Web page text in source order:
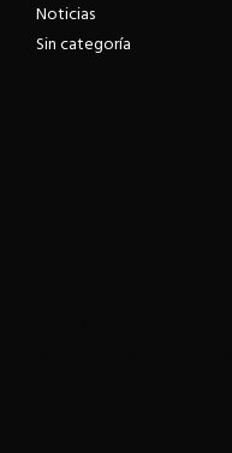
Noticias
Sin categoría